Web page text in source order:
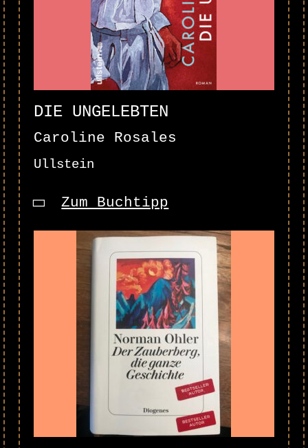
DIE UNGELEBTEN
Caroline Rosales
Ullstein
Zum Buchtipp